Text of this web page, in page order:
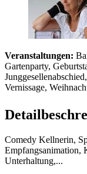
Veranstaltungen:
Gartenparty,
Vernissage,
Comedy Kellnerin,
Empfangsanimation,
Unterhaltung,...